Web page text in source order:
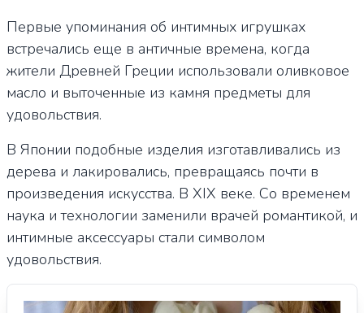
Первые упоминания об интимных игрушках
встречались еще в античные времена, когда
жители Древней Греции использовали оливковое
масло и выточенные из камня предметы для
удовольствия.
В Японии подобные изделия изготавливались из
дерева и лакировались, превращаясь почти в
произведения искусства. В XIX веке. Со временем
наука и технологии заменили врачей романтикой, и
интимные аксессуары стали символом
удовольствия.